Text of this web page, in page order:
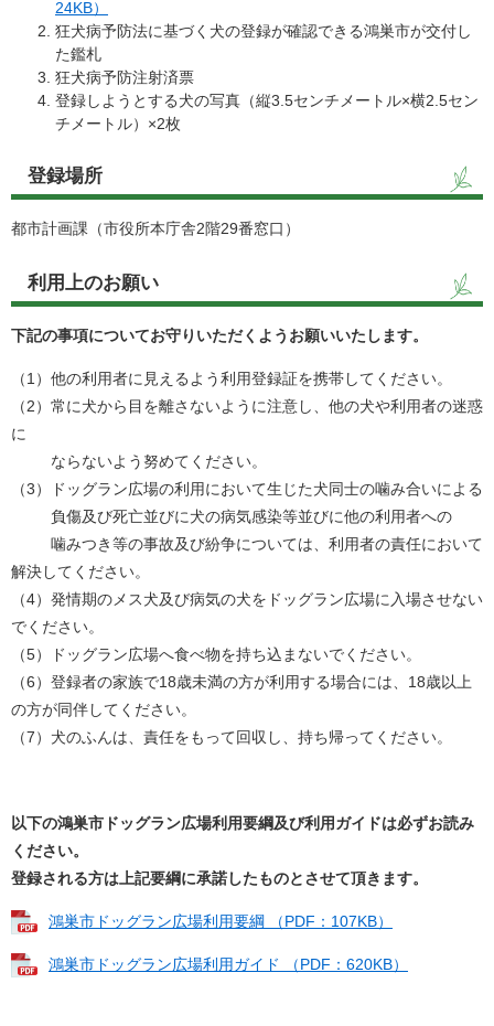
24KB）
狂犬病予防法に基づく犬の登録が確認できる鴻巣市が交付し
た鑑札
狂犬病予防注射済票
登録しようとする犬の写真（縦3.5センチメートル×横2.5セン
チメートル）×2枚
登録場所
都市計画課（市役所本庁舎2階29番窓口）
利用上のお願い
下記の事項についてお守りいただくようお願いいたします。
（1）他の利用者に見えるよう利用登録証を携帯してください。
（2）常に犬から目を離さないように注意し、他の犬や利用者の迷惑
に
ならないよう努めてください。
（3）ドッグラン広場の利用において生じた犬同士の噛み合いによる
負傷及び死亡並びに犬の病気感染等並びに他の利用者への
噛みつき等の事故及び紛争については、利用者の責任において
解決してください。
（4）発情期のメス犬及び病気の犬をドッグラン広場に入場させない
でください。
（5）ドッグラン広場へ食べ物を持ち込まないでください。
（6）登録者の家族で18歳未満の方が利用する場合には、18歳以上
の方が同伴してください。
（7）犬のふんは、責任をもって回収し、持ち帰ってください。
以下の鴻巣市ドッグラン広場利用要綱及び利用ガイドは必ずお読み
ください。
登録される方は上記要綱に承諾したものとさせて頂きます。
鴻巣市ドッグラン広場利用要綱 （PDF：107KB）
鴻巣市ドッグラン広場利用ガイド （PDF：620KB）